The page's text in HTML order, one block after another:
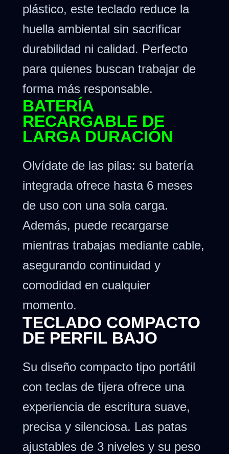
plástico, este teclado reduce la
huella ambiental sin sacrificar
durabilidad ni calidad. Perfecto
para quienes buscan trabajar de
forma más responsable.
BATERÍA
RECARGABLE DE
LARGA DURACIÓN
Olvídate de las pilas: su batería
integrada ofrece hasta 6 meses
de uso con una sola carga.
Además, puede recargarse
mientras trabajas mediante cable,
asegurando continuidad y
comodidad en cualquier
momento.
TECLADO COMPACTO
DE PERFIL BAJO
Su diseño compacto tipo portátil
con teclas de tijera ofrece una
experiencia de escritura suave,
precisa y silenciosa. Las patas
ajustables de 3 niveles y su peso